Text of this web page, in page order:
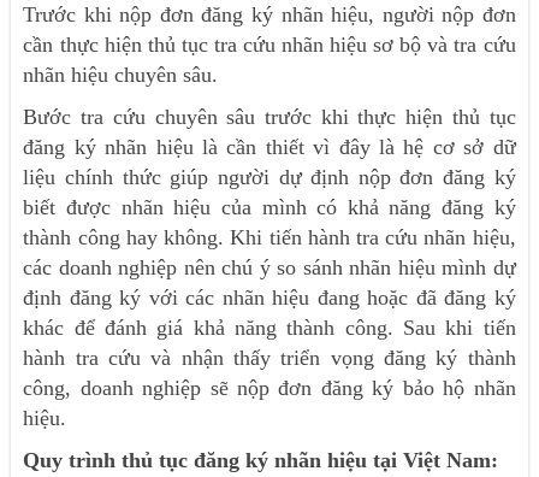
Trước khi nộp đơn đăng ký nhãn hiệu, người nộp đơn
cần thực hiện thủ tục tra cứu nhãn hiệu sơ bộ và tra cứu
nhãn hiệu chuyên sâu.
Bước tra cứu chuyên sâu trước khi thực hiện thủ tục
đăng ký nhãn hiệu là cần thiết vì đây là hệ cơ sở dữ
liệu chính thức giúp người dự định nộp đơn đăng ký
biết được nhãn hiệu của mình có khả năng đăng ký
thành công hay không. Khi tiến hành tra cứu nhãn hiệu,
các doanh nghiệp nên chú ý so sánh nhãn hiệu mình dự
định đăng ký với các nhãn hiệu đang hoặc đã đăng ký
khác để đánh giá khả năng thành công. Sau khi tiến
hành tra cứu và nhận thấy triển vọng đăng ký thành
công, doanh nghiệp sẽ nộp đơn đăng ký bảo hộ nhãn
hiệu.
Quy trình thủ tục đăng ký nhãn hiệu tại Việt Nam: